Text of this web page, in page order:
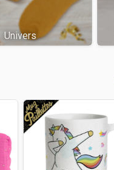
Univers
Next Previous